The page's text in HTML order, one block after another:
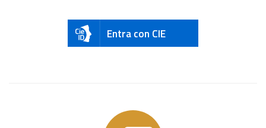
Entra con CIE